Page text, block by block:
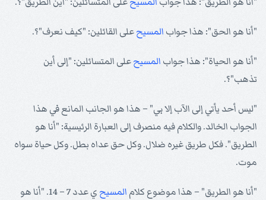
"أنا هو الحق": هذا جواب المسيحعلى القائلين: "كيف نعرف"؟.
"أنا هو الحياة": هذا جواب المسيحعلى المتسائلين: "إلى أين
تذهب"؟.
"ليس أحد يأتي إلى الآب إلا بي" – هذا هو الجانب المانع في هذا
الجواب الخالد. والكلام فيه منصرف إلى العبارة الرئيسية: "أنا هو
الطريق". فكل طريق غيره ضلال. وكل حق عداه بطل. وكل حياة سواه
موت.
"أنا هو الطريق" – هذا موضوع كلام المسيح
ي عدد 7 – 14. "أنا هو